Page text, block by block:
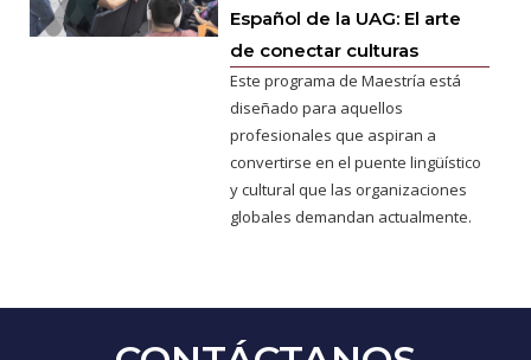
Español de la UAG: El arte
de conectar culturas
Este programa de Maestría está
diseñado para aquellos
profesionales que aspiran a
convertirse en el puente lingüístico
y cultural que las organizaciones
globales demandan actualmente.